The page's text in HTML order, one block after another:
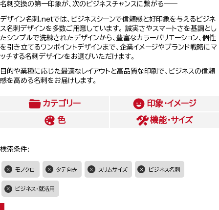
名刺交換の第一印象が、次のビジネスチャンスに繋がる――
デザイン名刺.netでは、ビジネスシーンで信頼感と好印象を与えるビジネ
ス名刺デザインを多数ご用意しています。 誠実さやスマートさを基調とし
たシンプルで洗練されたデザインから、豊富なカラーバリエーション、個性
を引き立てるワンポイントデザインまで、企業イメージやブランド戦略にマ
ッチする名刺デザインをお選びいただけます。
目的や業種に応じた最適なレイアウトと高品質な印刷で、ビジネスの信頼
感を高める名刺をお届けします。
カテゴリー
印象・イメージ
色
機能・サイズ
検索条件:
モノクロ タテ向き スリムサイズ ビジネス名刺
ビジネス・就活用